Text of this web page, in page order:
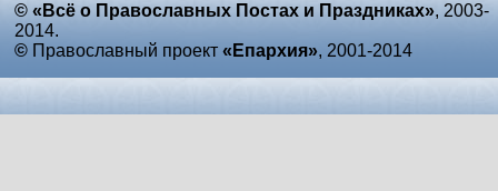
© «Всё о Православных Постах и Праздниках», 2003-
2014.
© Православный проект «Епархия», 2001-2014